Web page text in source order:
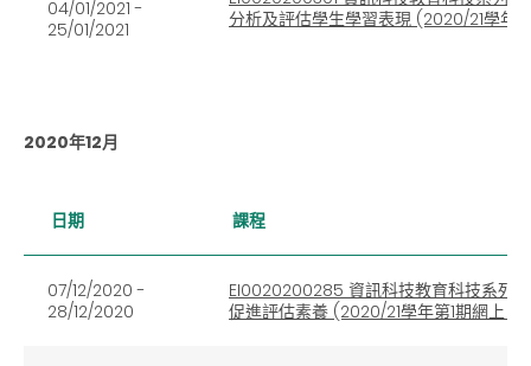
04/01/2021 -
25/01/2021
分析及評估學生學習表現 (2020/21學年
2020年12月
日期 課程
07/12/2020 -
28/12/2020
EI0020200285 資訊科技教育科技系列
促進評估素養 (2020/21學年第1期網上自